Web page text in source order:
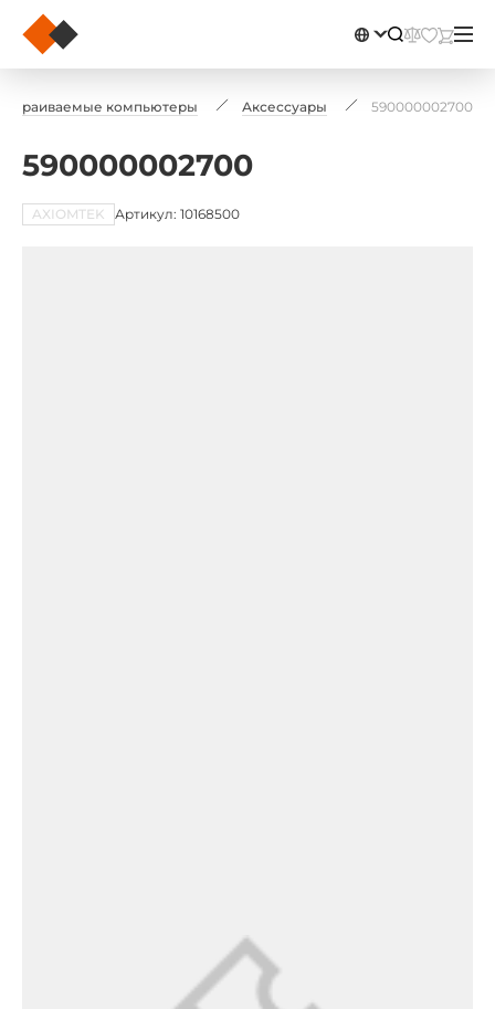
компьютеры Аксессуары 590000002700
590000002700
AXIOMTEK Артикул: 10168500